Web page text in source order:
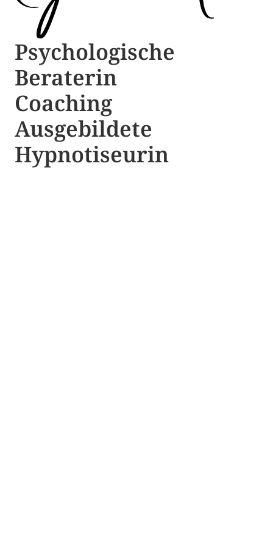
Psychologische ​​
Beraterin
Coaching
Ausgebildete​ ​
Hypnotiseurin